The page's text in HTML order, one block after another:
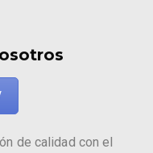
de calidad con el